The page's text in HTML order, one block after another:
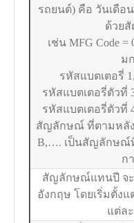
รถยนต์) คือ วันเดือ
ด้วย
เช่น MFG Code
ม
รหัสแบตเตอรี่
รหัสแบตเตอรี่ตัวที่
รหัสแบตเตอรี่ตัวที่
สัญลักษณ์ ที่ตามหลัง
B,…. เป็นสัญลักษณ์
ก
สัญลักษณ์แทนปี จ
อังกฤษ โดยเริ่มตั้งแ
แต่ล